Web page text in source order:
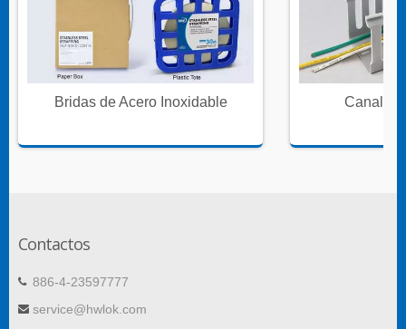
Bridas de Acero Inoxidable Canales
Contactos
886-4-23597777
service@hwlok.com